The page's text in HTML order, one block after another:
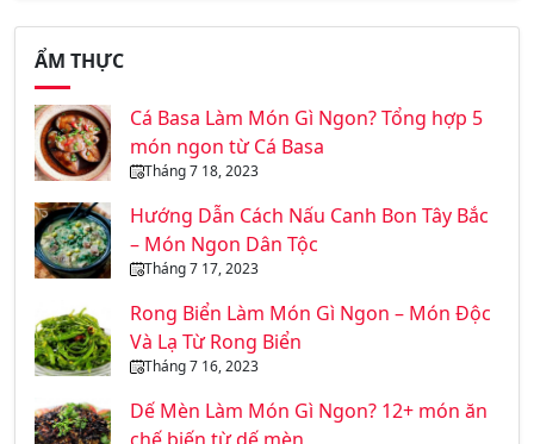
ẨM THỰC
Cá Basa Làm Món Gì Ngon? Tổng hợp 5
món ngon từ Cá Basa
Tháng 7 18, 2023
Hướng Dẫn Cách Nấu Canh Bon Tây Bắc
– Món Ngon Dân Tộc
Tháng 7 17, 2023
Rong Biển Làm Món Gì Ngon – Món Độc
Và Lạ Từ Rong Biển
Tháng 7 16, 2023
Dế Mèn Làm Món Gì Ngon? 12+ món ăn
chế biến từ dế mèn